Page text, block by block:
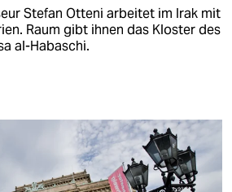
Stefan Otteni arbeitet im Irak mit
Raum gibt ihnen das Kloster des
al-Habaschi.